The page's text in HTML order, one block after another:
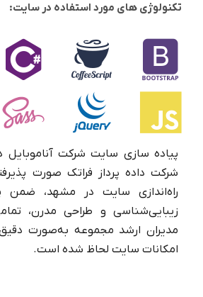
تکنولوژی های مورد استفاده در سایت:
شرکت داده پرداز فراتک صورت
راه‌اندازی ‌سایت در مشهد، ضمن
زیبایی‌شناسی و طراحی مدرن،
مدیران ارشد مجموعه به‌صورت
امکانات سایت لحاظ شده است.